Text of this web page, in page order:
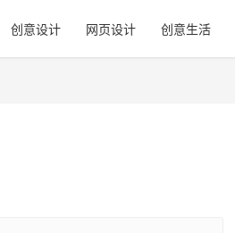
创意设计 网页设计 创意生活